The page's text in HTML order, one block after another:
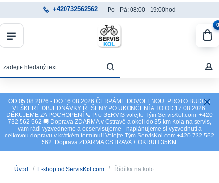
OD 05.08.2026 - DO 16.08.2026 ČERPÁME DOVOLENOU. PROTO BUDOU
VEŠKERÉ OBJEDNÁVKY ŘEŠENY PO UKONČENÍ A TO OD 17.08.2026.
DĚKUJEME ZA POCHOPENÍ 📞 Pro SERVIS volejte Tým ServisKol.com: +420
732 562 562 🚚 Doprava ZDARMA v Ostravě a okolí do 35 km Kola na servis,
vám rádi vyzvedneme a odservisujeme - naplánujeme si vyzvednutí a
celkovou dopravu v krátkém termínu!! Volejte Tým ServisKol.com +420 732 562
562. Doprava ZDARMA OSTRAVA + OKRUH 35KM.
+420732562562 Po - Pá: 08:00 - 19:00hod
0
Úvod E-shop od ServisKol.com Řídítka na kolo